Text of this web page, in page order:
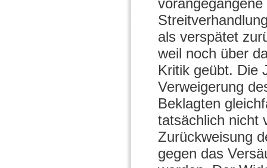
als verspätet
weil noch über
Kritik geübt. Die
Verweigerung
Beklagten
tatsächlich nicht
Zurückweisung
gegen das